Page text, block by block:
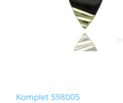
Komplet S98005